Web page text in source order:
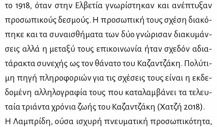
το 1918, όταν στην Ελ­βε­τία γνω­ρί­στη­καν και ανέ­πτυ­ξαν
προ­σω­πι­κούς δε­σμούς. Η προ­σω­πι­κή τους σχέ­ση δια­κό­
πη­κε και τα συ­ναι­σθή­μα­τα των δύο γνώ­ρι­σαν δια­κυ­μάν­
σεις αλ­λά η με­τα­ξύ τους επι­κοι­νω­νία ήταν σχε­δόν αδια­
τά­ρα­κτα συ­νε­χής ως τον θά­να­το του Κα­ζαν­τζά­κη. Πο­λύ­τι­
μη πη­γή πλη­ρο­φο­ριών για τις σχέ­σεις τους εί­ναι η εκ­δε­
δο­μέ­νη αλ­λη­λο­γρα­φία τους που κα­τα­λαμ­βά­νει τα τε­λευ­
ταία τριά­ντα χρό­νια ζω­ής του Κα­ζαν­τζά­κη (Χα­τζή 2018).
Η Λα­μπρί­δη, ού­σα ισχυ­ρή πνευ­μα­τι­κή προ­σω­πι­κό­τη­τα,